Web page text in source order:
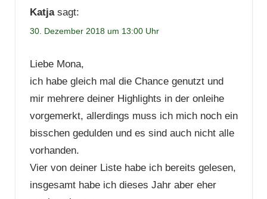
Katja sagt:
30. Dezember 2018 um 13:00 Uhr
Liebe Mona,
ich habe gleich mal die Chance genutzt und
mir mehrere deiner Highlights in der onleihe
vorgemerkt, allerdings muss ich mich noch ein
bisschen gedulden und es sind auch nicht alle
vorhanden.
Vier von deiner Liste habe ich bereits gelesen,
insgesamt habe ich dieses Jahr aber eher